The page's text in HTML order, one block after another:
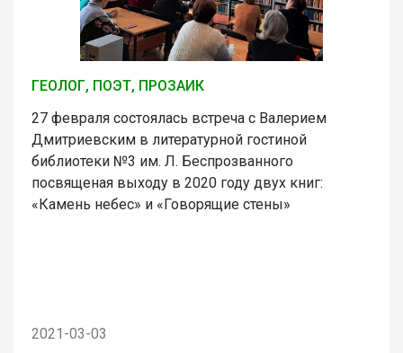
ГЕОЛОГ, ПОЭТ, ПРОЗАИК
27 февраля состоялась встреча с Валерием
Дмитриевским в литературной гостиной
библиотеки №3 им. Л. Беспрозванного
посвященая выходу в 2020 году двух книг:
«Камень небес» и «Говорящие стены»
2021-03-03